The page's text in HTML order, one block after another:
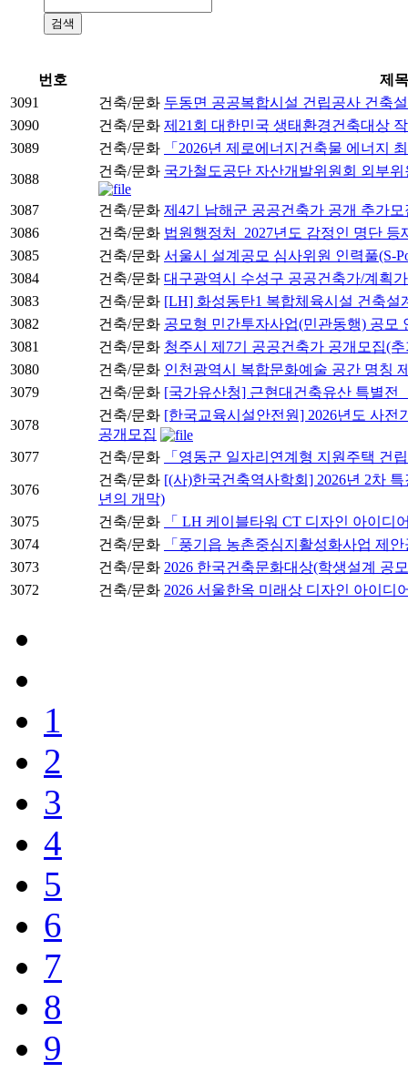
번호
제목
3091
건축/문화 두동면 공공복합시설 건립공사 건축
3090
건축/문화 제21회 대한민국 생태환경건축대상
3089
건축/문화
「2026년 제로에너지건축물 에너지
3088
건축/문화 국가철도공단 자산개발위원회 외부
3087 건축/문화 제4기 남해군 공공건축가 공개 추가모
3086
건축/문화 법원행정처_2027년도 감정인 명단
3085
건축/문화 서울시 설계공모 심사위원 인력풀(S-
3084
건축/문화 대구광역시 수성구 공공건축가/계획
3083
건축/문화 [LH] 화성동탄1 복합체육시설 건축설
3082
건축/문화 공모형 민간투자사업(민관동행) 공모
3081
건축/문화 청주시 제7기 공공건축가 공개모집(
3080
건축/문화 인천광역시 복합문화예술 공간 명칭
3079
건축/문화 [국가유산청] 근현대건축유산 특별전
3078
건축/문화 [한국교육시설안전원] 2026년도 사전
공개모집
3077
건축/문화 「영동군 일자리연계형 지원주택 건
3076
건축/문화 [(사)한국건축역사학회] 2026년 2차
년의 개막)
3075
건축/문화
「 LH 케이블타워 CT 디자인 아이디
3074
건축/문화
「풍기읍 농촌중심지활성화사업 제
3073
건축/문화 2026 한국건축문화대상(학생설계 공
3072
건축/문화 2026 서울한옥 미래상 디자인 아이디
1
2
3
4
5
6
7
8
9